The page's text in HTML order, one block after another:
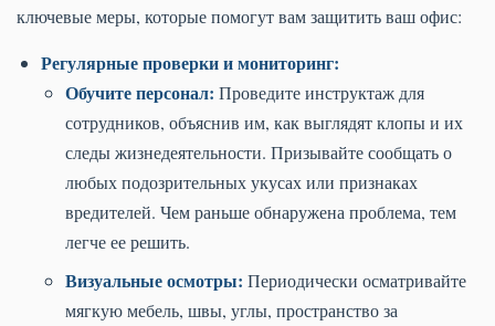
ключевые меры, которые помогут вам защитить ваш офис:
Регулярные проверки и мониторинг:
Обучите персонал: Проведите инструктаж для
сотрудников, объяснив им, как выглядят клопы и их
следы жизнедеятельности. Призывайте сообщать о
любых подозрительных укусах или признаках
вредителей. Чем раньше обнаружена проблема, тем
легче ее решить.
Визуальные осмотры: Периодически осматривайте
мягкую мебель, швы, углы, пространство за